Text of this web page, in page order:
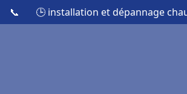
📞 🕒 installation et dépannage